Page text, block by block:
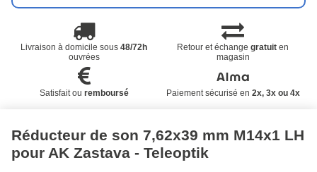
Livraison à domicile sous48/72h
ouvrées
Retour et échangegratuit en
magasin
Satisfait ou remboursé Paiement sécurisé en 2x, 3x ou 4x
Réducteur de son 7,62x39 mm M14x1 LH
pour AK Zastava - Teleoptik